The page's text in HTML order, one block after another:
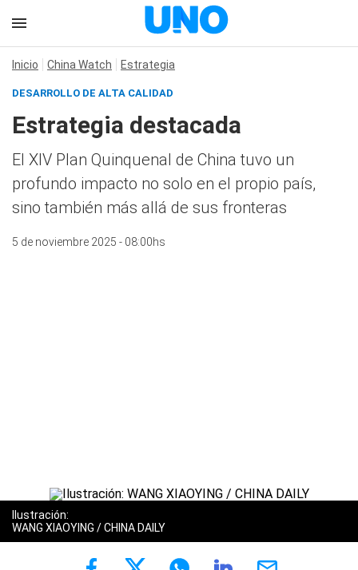
Inicio China Watch Estrategia
DESARROLLO DE ALTA CALIDAD
Estrategia destacada
El XIV Plan Quinquenal de China tuvo un
profundo impacto no solo en el propio país,
sino también más allá de sus fronteras
5 de noviembre 2025 - 08:00hs
Ilustración:
WANG XIAOYING / CHINA DAILY